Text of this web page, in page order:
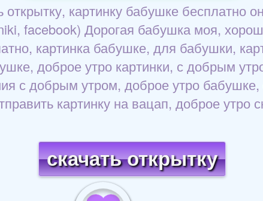
картинку бабушке бесплатно
facebook) Дорогая бабушка моя,
картинка бабушке, для бабушки,
доброе утро картинки, с добрым
с добрым утром, доброе утро
картинку на вацап, доброе утро
скачать открытку